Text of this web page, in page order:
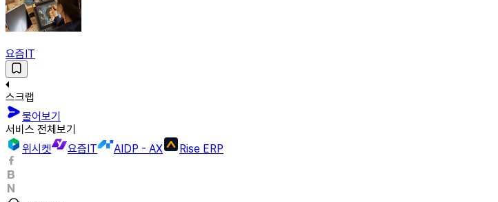
요즘IT
스크랩
물어보기
서비스 전체보기
위시켓
요즘IT AIDP - AX Rise ERP